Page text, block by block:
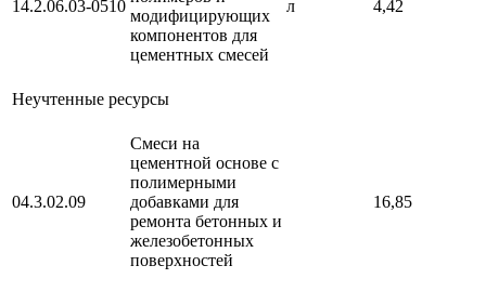
14.2.06.03-0510
модифицирующих
компонентов для
цементных смесей
л 4,42
Неучтенные ресурсы
04.3.02.09
Смеси на
цементной основе с
полимерными
добавками для
ремонта бетонных и
железобетонных
поверхностей
16,85